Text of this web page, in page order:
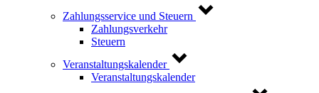
Zahlungsservice und Steuern
Zahlungsverkehr
Steuern
Veranstaltungskalender
Veranstaltungskalender